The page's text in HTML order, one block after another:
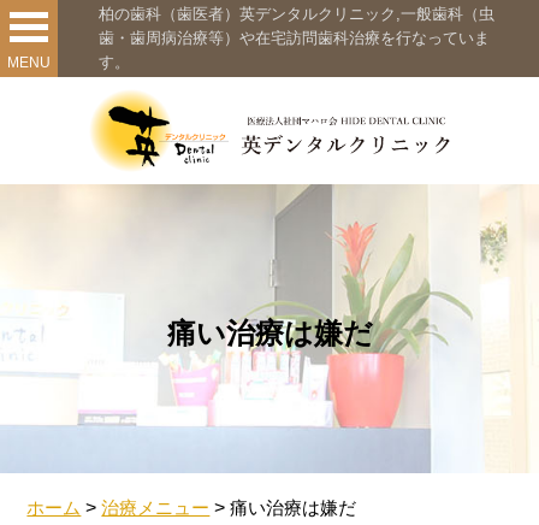
MENU
柏の歯科（歯医者）英デンタルクリニック,一般歯科（虫
歯・歯周病治療等）や在宅訪問歯科治療を行なっていま
す。
痛い治療は嫌だ
ホーム >治療メニュー >痛い治療は嫌だ